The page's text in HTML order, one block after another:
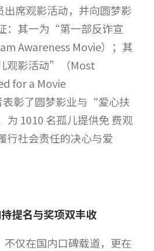
出席观影活动，并向圆梦影
：其一为“第一部反诈宣
Awareness Movie）；其
观影活动”（Most
for a Movie
彰了圆梦影业与“爱心扶
1010 名孤儿提供免 费观
行社会责任的决心与爱
提名与奖项双丰收
不仅在国内口碑载道，更在